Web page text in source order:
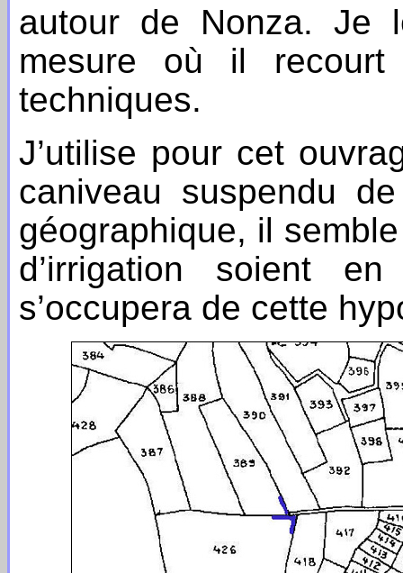
autour de Nonza. Je
mesure où il
techniques.
J’utilise pour cet
caniveau suspendu
géographique, il
d’irrigation soient
s’occupera de cette